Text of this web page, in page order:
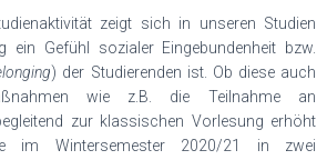
zeigt sich in unseren Studien
ein Gefühl sozialer Eingebundenheit bzw.
) der Studierenden ist. Ob diese auch
wie z.B. die Teilnahme an
zur klassischen Vorlesung erhöht
im Wintersemester 2020/21 in zwei